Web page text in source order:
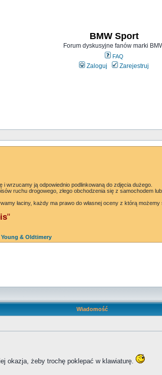
BMW Sport
Forum dyskusyjne fanów marki
FAQ
Zaloguj Zarejestruj
wrzucamy ją odpowiednio podlinkowaną do zdjęcia dużego.
ruchu drogowego, złego obchodzenia się z samochodem
łaciny, każdy ma prawo do własnej oceny z którą możemy
"
Young & Oldtimery
Wiadomość
okazja, żeby trochę poklepać w klawiaturę.